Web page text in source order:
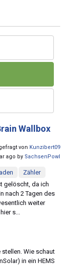
Wallbox
von Kunzibert09
ago by SachsenPowl
Zähler
gelöscht, da ich
nach 2 Tagen des
weiter
s...
Wie schaut
in ein HEMS